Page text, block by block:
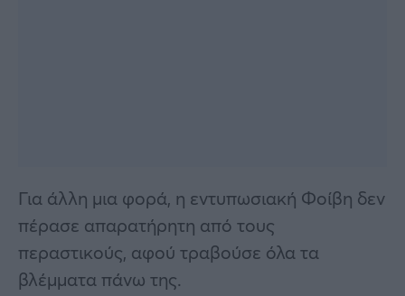
Για άλλη μια φορά, η εντυπωσιακή Φοίβη δεν
πέρασε απαρατήρητη από τους
περαστικούς, αφού τραβούσε όλα τα
βλέμματα πάνω της.